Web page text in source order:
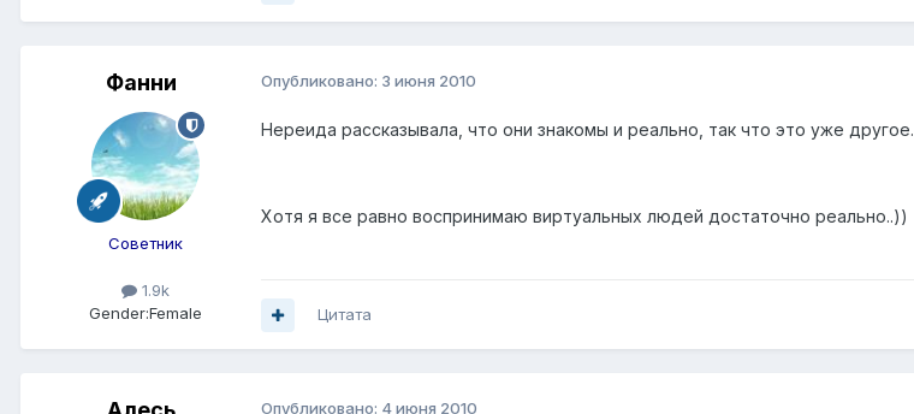
Фанни
Советник
1.9k
Gender:Female
Опубликовано: 3 июня 2010
Нереида рассказывала, что они знакомы и реально, так что это уже другое.
Хотя я все равно воспринимаю виртуальных людей достаточно реально..))
Цитата
Опубликовано: 4 июня 2010